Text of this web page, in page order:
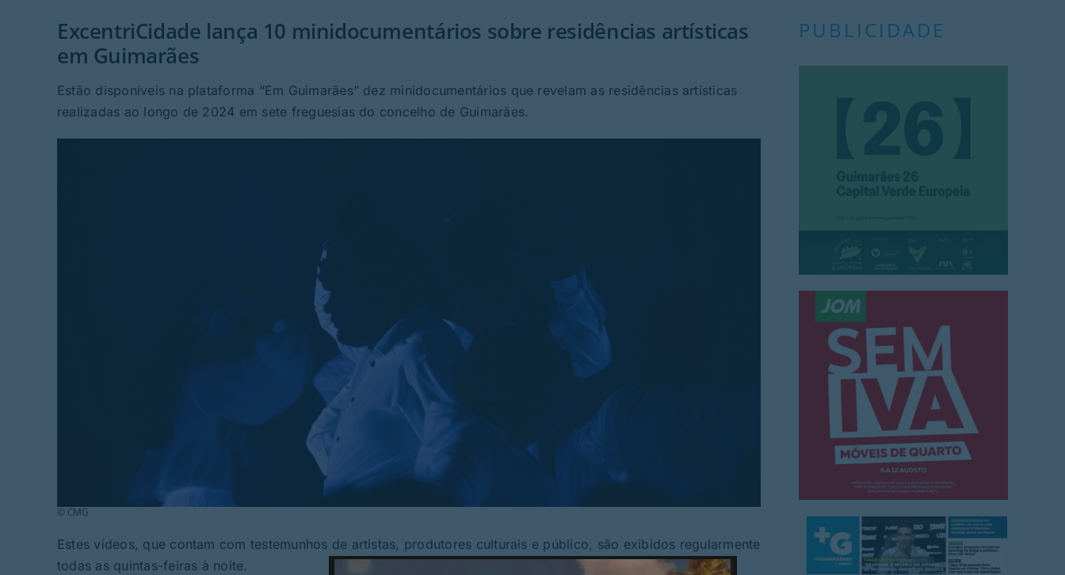
ExcentriCidade lança 10 minidocumentários sobre residências artísticas
em Guimarães
Estão disponíveis na plataforma “Em Guimarães” dez minidocumentários que revelam as residências artísticas
realizadas ao longo de 2024 em sete freguesias do concelho de Guimarães.
© CMG
Estes vídeos, que contam com testemunhos de artistas, produtores culturais e público, são exibidos regularmente
todas as quintas-feiras à noite.
PUBLICIDADE